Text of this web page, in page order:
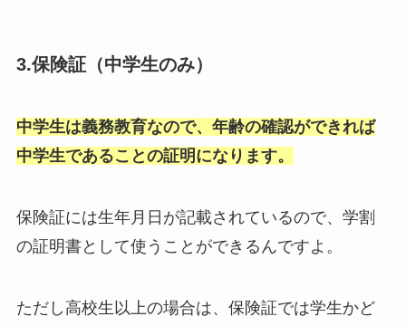
3.保険証（中学生のみ）
中学生は義務教育なので、年齢の確認ができれば
中学生であることの証明になります。
保険証には生年月日が記載されているので、学割
の証明書として使うことができるんですよ。
ただし高校生以上の場合は、保険証では学生かど